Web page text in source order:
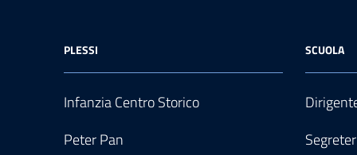
PLESSI
Infanzia Centro Storico
Peter Pan
SCUOLA